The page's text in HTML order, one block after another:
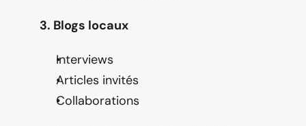
3. Blogs locaux
Interviews
Articles invités
Collaborations